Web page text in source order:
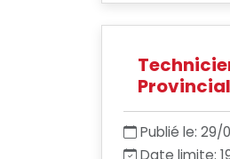
Publié le: 29/
Date limite: